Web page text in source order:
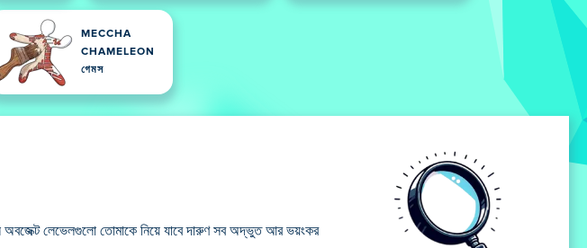
MECCHA
CHAMELEON
গেমস
অবজেক্ট লেভেলগুলো তোমাকে নিয়ে যাবে দারুণ সব অদ্ভুত আর ভয়ংকর